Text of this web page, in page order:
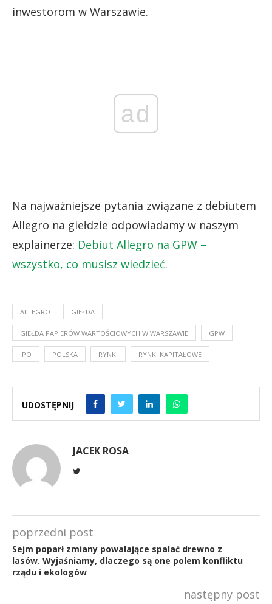
inwestorom w Warszawie.
ad
Na najważniejsze pytania związane z debiutem
Allegro na giełdzie odpowiadamy w naszym
explainerze: Debiut Allegro na GPW –
wszystko, co musisz wiedzieć.
ALLEGRO GIEŁDA
GIEŁDA PAPIERÓW WARTOŚCIOWYCH W WARSZAWIE GPW
IPO POLSKA RYNKI RYNKI KAPITAŁOWE
UDOSTĘPNIJ
JACEK ROSA
poprzedni post
Sejm poparł zmiany powalające spalać drewno z
lasów. Wyjaśniamy, dlaczego są one polem konfliktu
rządu i ekologów
następny post